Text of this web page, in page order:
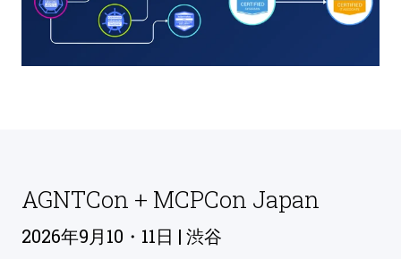
AGNTCon + MCPCon Japan
2026年9月10・11日 | 渋谷